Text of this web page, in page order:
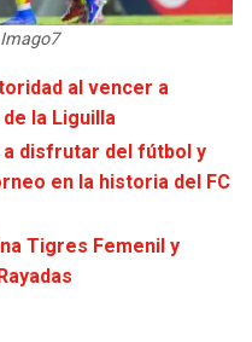
al vencer a
la Liguilla
disfrutar del fútbol y
en la historia del FC
Tigres Femenil y